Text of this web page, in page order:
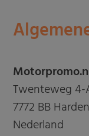
Twenteweg 4-
7772 BB
Nederland